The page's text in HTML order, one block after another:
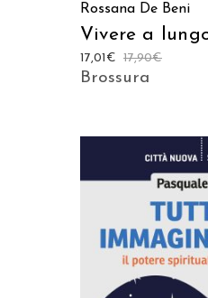
Rossana De Beni
Vivere a
17,90€
17,01 €
Brossura